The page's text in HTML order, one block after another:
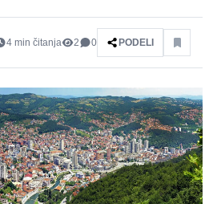
4 min čitanja 2 0 PODELI